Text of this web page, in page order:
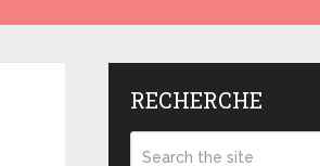
RECHERCHE